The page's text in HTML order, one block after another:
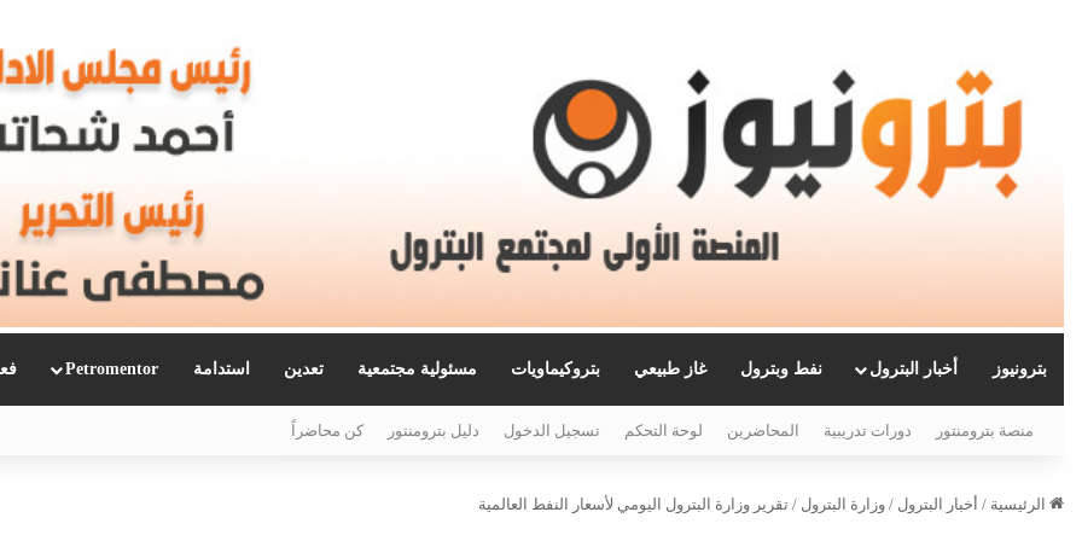
بترونيوز أخبار البترول نفط وبترول غاز طبيعي بتروكيماويات مسئولية مجتمعية تعدين استدامة Petromentor
منصة بترومنتور دورات تدريبية المحاضرين لوحة التحكم تسجيل الدخول دليل بترومنتور كن محاضراً
الرئيسية / أخبار البترول / وزارة البترول / تقرير وزارة البترول اليومي لأسعار النفط العالمية